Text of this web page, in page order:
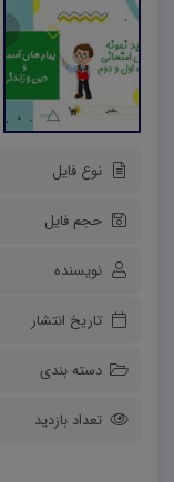
نوع فایل
حجم فایل
نویسنده
تاریخ انتشار
دسته بندی
تعداد بازدید